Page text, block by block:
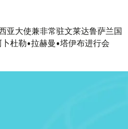
亚大使兼非常驻文莱达鲁萨兰国
杜勒•拉赫曼•塔伊布进行会